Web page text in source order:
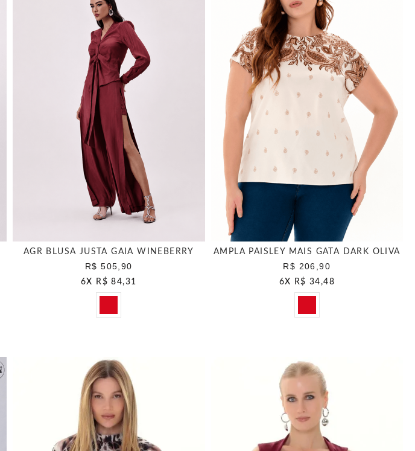
AGR BLUSA JUSTA GAIA WINEBERRY
R$ 505,90
6X R$ 84,31
AMPLA PAISLEY MAIS GATA DARK OLIVA
R$ 206,90
6X R$ 34,48